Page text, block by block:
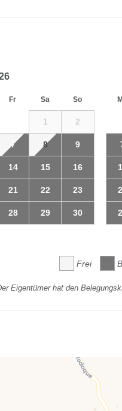
Fr Sa So
1 2
7 8 9
14 15 16
21 22 23
28 29 30
Frei
Eigentümer hat den